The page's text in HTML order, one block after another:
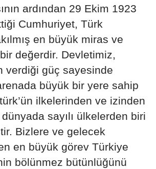
Mardin
Muğla
Muş
Nevşehir
Niğde
Ordu
Rize
Sakarya
ardından 29 Ekim 1923
Cumhuriyet, Türk
en büyük miras ve
değerdir. Devletimiz,
verdiği güç sayesinde
büyük bir yere sahip
ilkelerinden ve izinden
sayılı ülkelerden biri
Bizlere ve gelecek
en büyük görev Türkiye
bölünmez bütünlüğünü